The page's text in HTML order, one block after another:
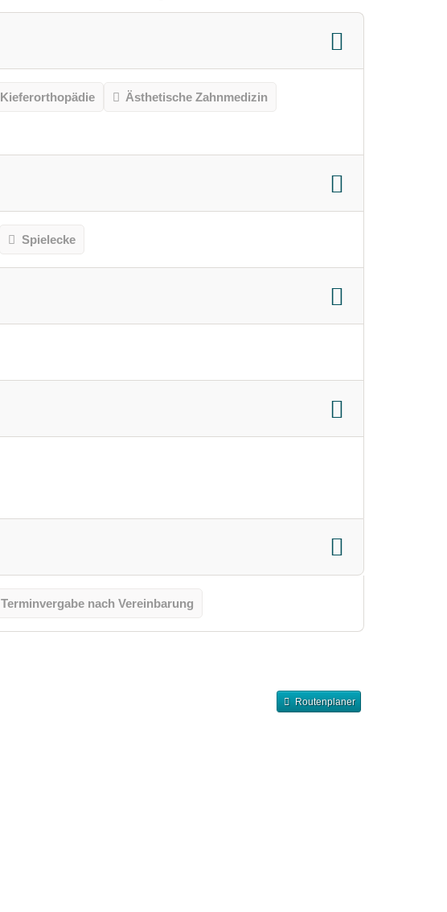
Kieferorthopädie Ästhetische Zahnmedizin
Spielecke
Terminvergabe nach Vereinbarung
Routenplaner